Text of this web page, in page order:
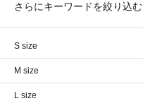
さらにキーワードを絞り込む
S size
M size
L size